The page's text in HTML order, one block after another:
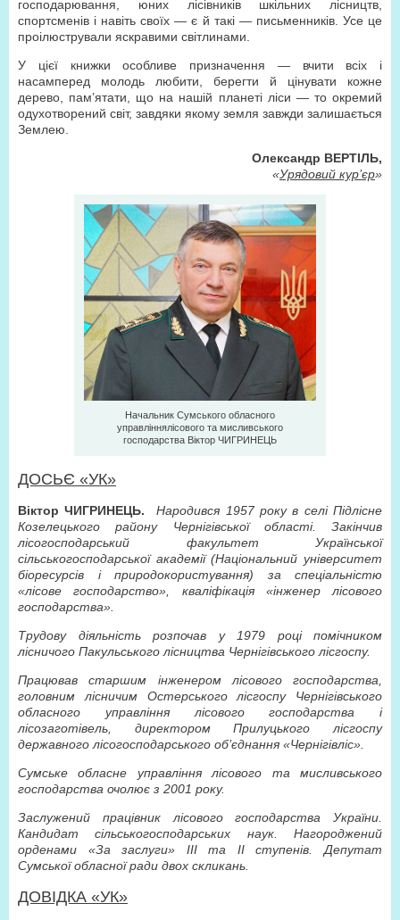
господарювання, юних лісівників шкільних лісництв,
спортсменів і навіть своїх — є й такі — письменників. Усе це
проілюстрували яскравими світлинами.
У цієї книжки особливе призначення — вчити всіх і
насамперед молодь любити, берегти й цінувати кожне
дерево, пам’ятати, що на нашій планеті ліси — то окремий
одухотворений світ, завдяки якому земля завжди залишається
Землею.
Олександр ВЕРТІЛЬ,
«Урядовий кур’єр»
Начальник Сумського обласного
управліннялісового та мисливського
господарства Віктор ЧИГРИНЕЦЬ
ДОСЬЄ «УК»
Віктор ЧИГРИНЕЦЬ.
Народився 1957 року в селі Підлісне
Козелецького району Чернігівської області. Закінчив
лісогосподарський факультет Української
сільськогосподарської академії (Національний університет
біоресурсів і природокористування) за спеціальністю
«лісове господарство», кваліфікація «інженер лісового
господарства».
Трудову діяльність розпочав у 1979 році помічником
лісничого Пакульського лісництва Чернігівського лісгоспу.
Працював старшим інженером лісового господарства,
головним лісничим Остерського лісгоспу Чернігівського
обласного управління лісового господарства і
лісозаготівель, директором Прилуцького лісгоспу
державного лісогосподарського об’єднання «Чернігівліс».
Сумське обласне управління лісового та мисливського
господарства очолює з 2001 року.
Заслужений працівник лісового господарства України.
Кандидат сільськогосподарських наук. Нагороджений
орденами «За заслуги» ІІІ та ІІ ступенів. Депутат
Сумської обласної ради двох скликань.
ДОВІДКА «УК»